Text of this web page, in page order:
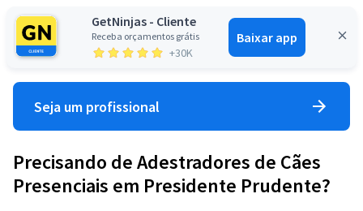
GetNinjas - Cliente
Receba orçamentos grátis
+30K
Baixar app
Entrar
Seja um profissional
Precisando de Adestradores de Cães
Presenciais em Presidente Prudente?